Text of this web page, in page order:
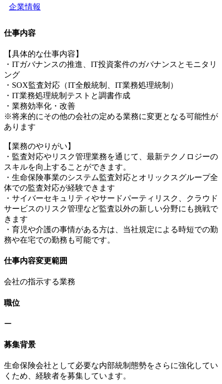
企業情報
仕事内容
【具体的な仕事内容】
・ITガバナンスの推進、IT投資案件のガバナンスとモニタリ
ング
・SOX監査対応（IT全般統制、IT業務処理統制）
・IT業務処理統制テストと調書作成
・業務効率化・改善
※将来的にその他の会社の定める業務に変更となる可能性が
あります
【業務のやりがい】
・監査対応やリスク管理業務を通じて、最新テクノロジーの
スキルを向上することができます。
・生命保険事業のシステム監査対応とオリックスグループ全
体での監査対応が経験できます
・サイバーセキュリティやサードパーティリスク、クラウド
サービスのリスク管理など監査以外の新しい分野にも挑戦で
きます
・育児や介護の事情がある方は、当社規定による時短での勤
務や在宅での勤務も可能です。
仕事内容変更範囲
会社の指示する業務
職位
ー
募集背景
生命保険会社として必要な内部統制態勢をさらに強化してい
くため、経験者を募集しています。